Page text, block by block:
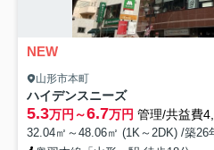
NEW
山形市本町
ハイデンスニーズ
5.3万円～6.7万円 管理/共益費
32.04㎡～48.06㎡ (1K～2DK) /築26